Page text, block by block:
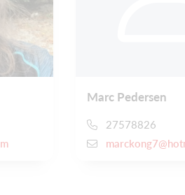
Marc Pedersen
27578826